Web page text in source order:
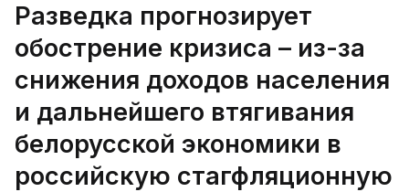
Разведка прогнозирует
обострение кризиса – из-за
снижения доходов населения
и дальнейшего втягивания
белорусской экономики в
российскую стагфляционную